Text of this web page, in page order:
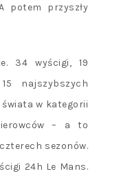
potem przyszły
34 wyścigi, 19
najszybszych
w kategorii
– a to
sezonów.
24h Le Mans.